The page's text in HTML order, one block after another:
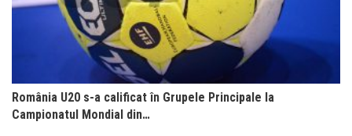
România U20 s-a calificat în Grupele Principale la
Campionatul Mondial din…